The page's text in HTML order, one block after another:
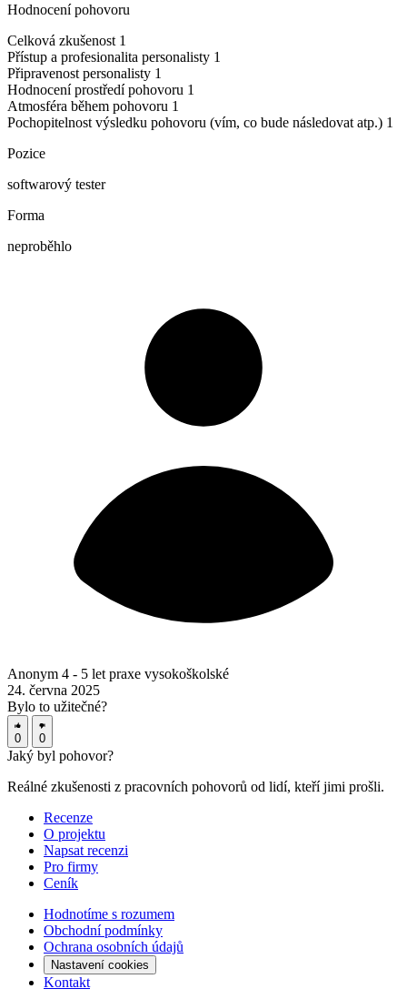
Hodnocení pohovoru
Celková zkušenost 1
Přístup a profesionalita personalisty 1
Připravenost personalisty 1
Hodnocení prostředí pohovoru 1
Atmosféra během pohovoru 1
Pochopitelnost výsledku pohovoru (vím, co bude následovat atp.) 1
Pozice
softwarový tester
Forma
neproběhlo
Anonym 4 - 5 let praxe vysokoškolské
24. června 2025
Bylo to užitečné?
0 0
Jaký byl pohovor?
Reálné zkušenosti z pracovních pohovorů od lidí, kteří jimi prošli.
Recenze
O projektu
Napsat recenzi
Pro firmy
Ceník
Hodnotíme s rozumem
Obchodní podmínky
Ochrana osobních údajů
Nastavení cookies
Kontakt